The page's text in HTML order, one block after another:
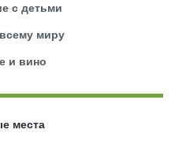
с детьми
миру
и вино
места